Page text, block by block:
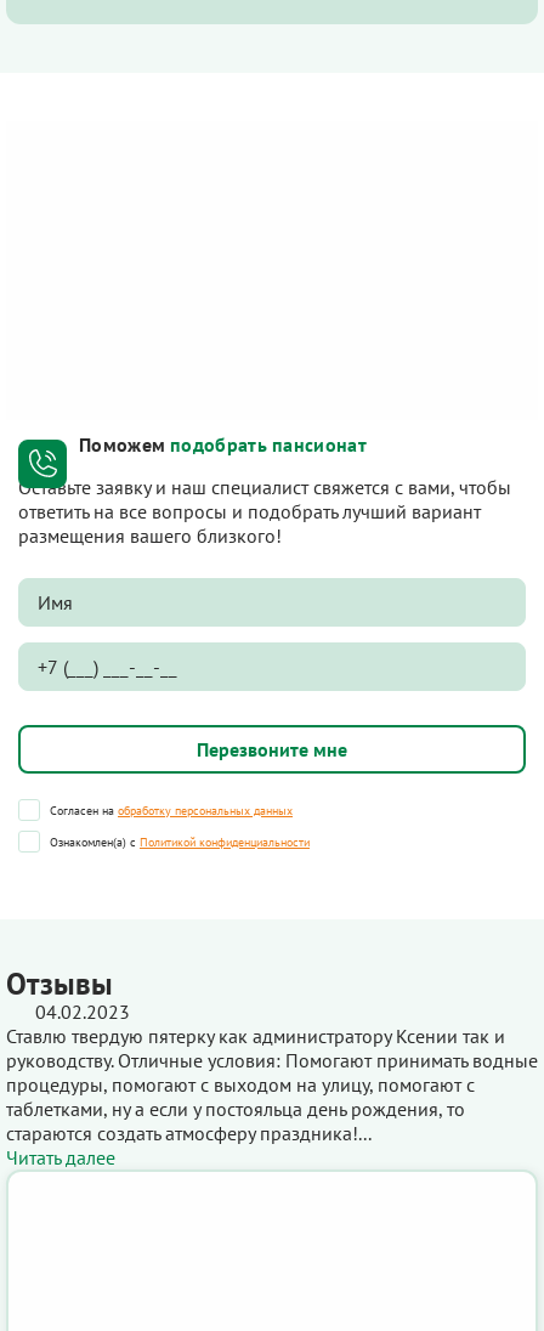
Поможем подобрать пансионат
Оставьте заявку и наш специалист свяжется с вами, чтобы
ответить на все вопросы и подобрать лучший вариант
размещения вашего близкого!
Согласен на обработку персональных данных
Ознакомлен(а) с Политикой конфиденциальности
Отзывы
04.02.2023
Ставлю твердую пятерку как администратору Ксении так и
руководству. Отличные условия: Помогают принимать водные
процедуры, помогают с выходом на улицу, помогают с
таблетками, ну а если у постояльца день рождения, то
стараются создать атмосферу праздника!...
Читать далее